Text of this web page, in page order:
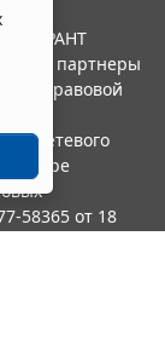
ГАРАНТ
и ее партнеры
правовой
сетевого
в сфере
58365 от 18